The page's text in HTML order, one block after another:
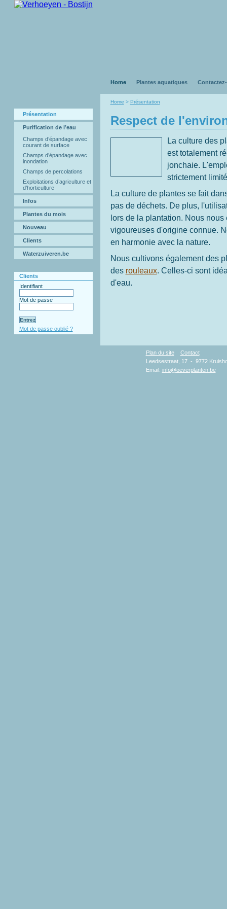
Home Plantes aquatiques
Présentation
Purification de l’eau
Champs d’épandage avec
courant de surface
Champs d’épandage avec
inondation
Champs de percolations
Exploitations d’agriculture et
d’horticulture
Infos
Plantes du mois
Nouveau
Clients
Waterzuiveren.be
Clients
Identifiant
Mot de passe
Mot de passe oublié ?
Home > Présentation
Respect de
La culture des
est totalement
jonchaie.
strictement
La culture de plantes se fait
pas de déchets. De plus,
lors de la plantation. Nous
vigoureuses d'origine connue.
en harmonie avec la nature.
Nous cultivons également des
des rouleaux. Celles-ci sont
d'eau.
Plan du site Contact
Leedsestraat, 17 - 9772
Email: info@oeverplanten.be